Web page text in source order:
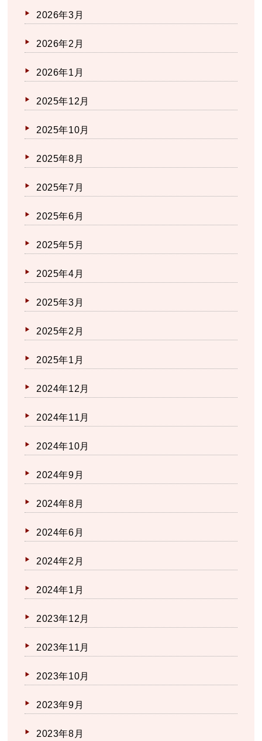
2026年3月
2026年2月
2026年1月
2025年12月
2025年10月
2025年8月
2025年7月
2025年6月
2025年5月
2025年4月
2025年3月
2025年2月
2025年1月
2024年12月
2024年11月
2024年10月
2024年9月
2024年8月
2024年6月
2024年2月
2024年1月
2023年12月
2023年11月
2023年10月
2023年9月
2023年8月